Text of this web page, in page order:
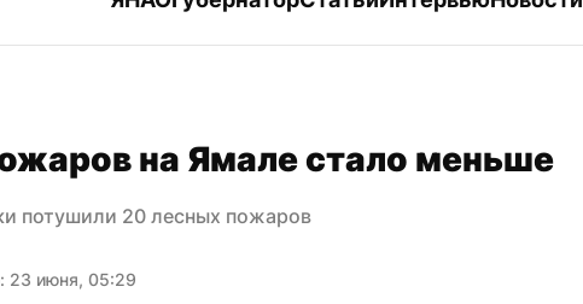
на Ямале стало меньше
потушили 20 лесных пожаров
23 июня, 05:29